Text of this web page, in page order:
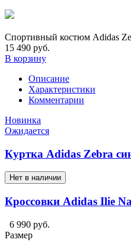
Спортивный костюм Adidas
15 490 руб.
В корзину
Описание
Характеристики
Комментарии
Новинка
Ожидается
Куртка Adidas Zebra
Нет в наличии
Кроссовки Adidas Ilie
6 990 руб.
Размер